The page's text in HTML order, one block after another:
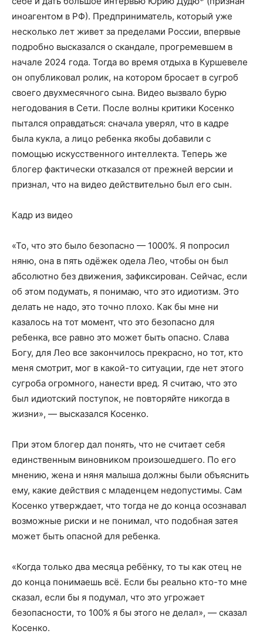
иноагентом в РФ). Предприниматель, который уже
несколько лет живет за пределами России, впервые
подробно высказался о скандале, прогремевшем в
начале 2024 года. Тогда во время отдыха в Куршевеле
он опубликовал ролик, на котором бросает в сугроб
своего двухмесячного сына. Видео вызвало бурю
негодования в Сети. После волны критики Косенко
пытался оправдаться: сначала уверял, что в кадре
была кукла, а лицо ребенка якобы добавили с
помощью искусственного интеллекта. Теперь же
блогер фактически отказался от прежней версии и
признал, что на видео действительно был его сын.
Кадр из видео
«То, что это было безопасно — 1000%. Я попросил
няню, она в пять одёжек одела Лео, чтобы он был
абсолютно без движения, зафиксирован. Сейчас, если
об этом подумать, я понимаю, что это идиотизм. Это
делать не надо, это точно плохо. Как бы мне ни
казалось на тот момент, что это безопасно для
ребенка, все равно это может быть опасно. Слава
Богу, для Лео все закончилось прекрасно, но тот, кто
меня смотрит, мог в какой-то ситуации, где нет этого
сугроба огромного, нанести вред. Я считаю, что это
был идиотский поступок, не повторяйте никогда в
жизни», — высказался Косенко.
При этом блогер дал понять, что не считает себя
единственным виновником произошедшего. По его
мнению, жена и няня малыша должны были объяснить
ему, какие действия с младенцем недопустимы. Сам
Косенко утверждает, что тогда не до конца осознавал
возможные риски и не понимал, что подобная затея
может быть опасной для ребенка.
«Когда только два месяца ребёнку, то ты как отец не
до конца понимаешь всё. Если бы реально кто-то мне
сказал, если бы я подумал, что это угрожает
безопасности, то 100% я бы этого не делал», — сказал
Косенко.